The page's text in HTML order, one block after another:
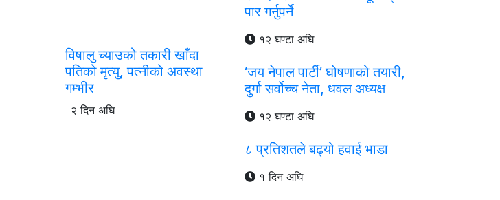
विषालु च्याउको तकारी खाँदा
पतिको मृत्यु, पत्नीको अवस्था
गम्भीर
२ दिन अघि
पार गर्नुपर्ने
१२ घण्टा अघि
‘जय नेपाल पार्टी’ घोषणाको तयारी,
दुर्गा सर्वोच्च नेता, धवल अध्यक्ष
१२ घण्टा अघि
८ प्रतिशतले बढ्यो हवाई भाडा
१ दिन अघि